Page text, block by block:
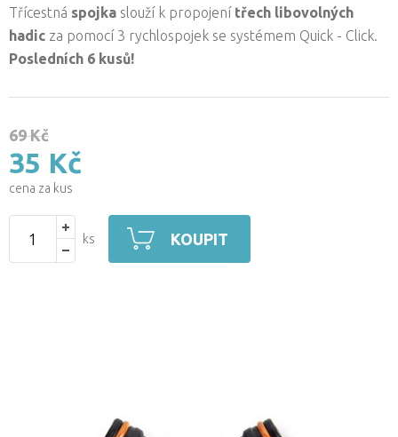
Třícestná spojka slouží k propojenítřech libovolných
hadic za pomocí 3 rychlospojek se systémem Quick - Click.
Posledních 6 kusů!
69 Kč
35 Kč
cena za kus
ks KOUPIT